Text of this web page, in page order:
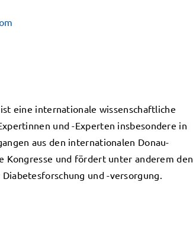
eine internationale wissenschaftliche
und -Experten insbesondere in
aus den internationalen Donau-
Kongresse und fördert unter anderem den
und -versorgung.